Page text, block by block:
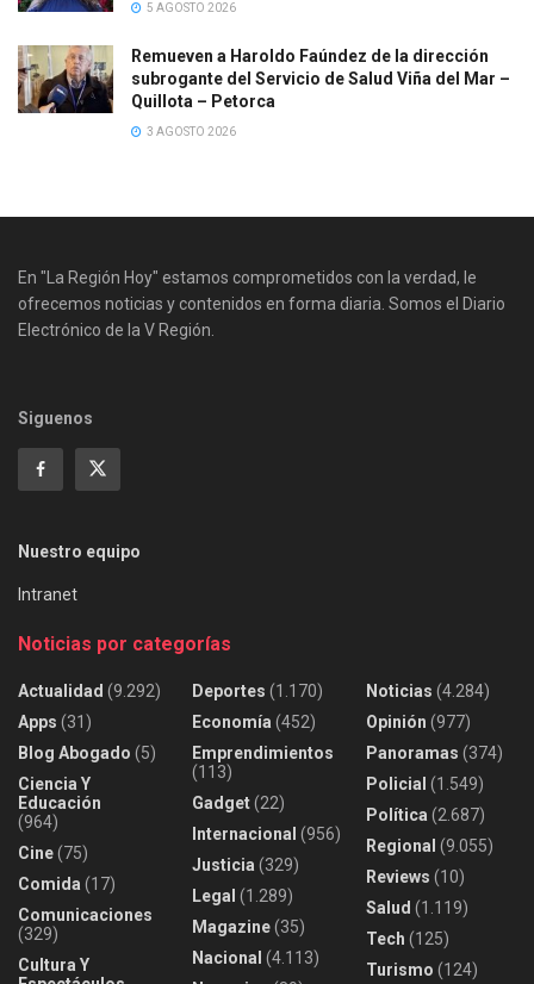
5 AGOSTO 2026
Remueven a Haroldo Faúndez de la dirección
subrogante del Servicio de Salud Viña del Mar –
Quillota – Petorca
3 AGOSTO 2026
En "La Región Hoy" estamos comprometidos con la verdad, le
ofrecemos noticias y contenidos en forma diaria. Somos el Diario
Electrónico de la V Región.
Siguenos
Nuestro equipo
Intranet
Noticias por categorías
Actualidad (9.292)
Apps (31)
Blog Abogado (5)
Ciencia Y
Educación
(964)
Cine(75)
Comida (17)
Comunicaciones
(329)
Cultura Y
Deportes (1.170)
Economía (452)
Emprendimientos
(113)
Gadget(22)
Internacional (956)
Justicia (329)
Legal (1.289)
Magazine(35)
Nacional (4.113)
Noticias (4.284)
Opinión (977)
Panoramas (374)
Policial (1.549)
Política (2.687)
Regional (9.055)
Reviews (10)
Salud (1.119)
Tech (125)
Turismo (124)